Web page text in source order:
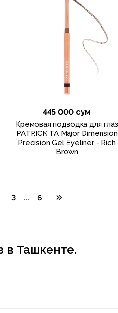
445 000 сум
Кремовая подводка для глаз
PATRICK TA Major Dimension
Precision Gel Eyeliner - Rich
Brown
3 ... 6
в Ташкенте.